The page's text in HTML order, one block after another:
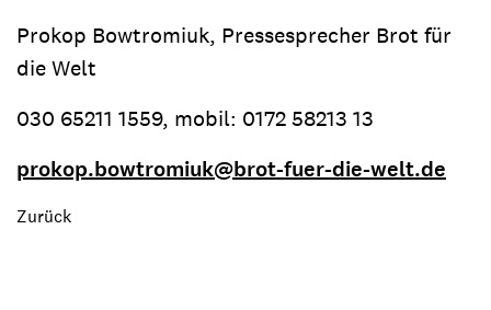
Prokop Bowtromiuk, Pressesprecher Brot für
die Welt
030 65211 1559, mobil: 0172 58213 13
prokop.bowtromiuk@brot-fuer-die-welt.de
Zurück